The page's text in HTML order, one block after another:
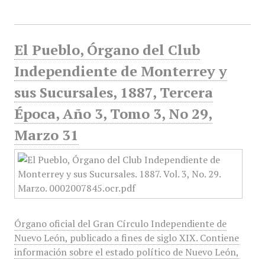
El Pueblo, Órgano del Club
Independiente de Monterrey y
sus Sucursales, 1887, Tercera
Época, Año 3, Tomo 3, No 29,
Marzo 31
Órgano oficial del Gran Círculo Independiente de
Nuevo León, publicado a fines de siglo XIX. Contiene
información sobre el estado político de Nuevo León,